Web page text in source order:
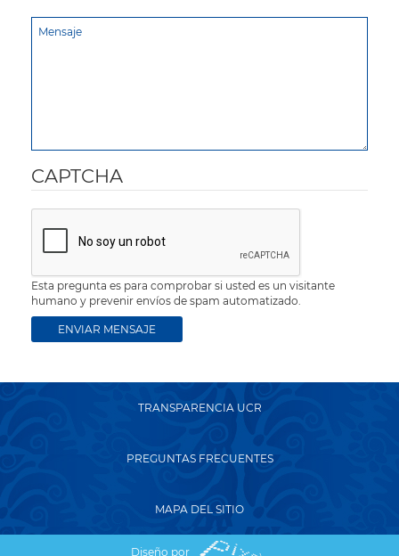
CAPTCHA
Esta pregunta es para comprobar si usted es un visitante
humano y prevenir envíos de spam automatizado.
TRANSPARENCIA UCR
PREGUNTAS FRECUENTES
MAPA DEL SITIO
Diseño por